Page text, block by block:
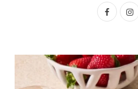
F
e
I
t